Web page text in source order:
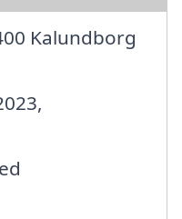
Kalundborg